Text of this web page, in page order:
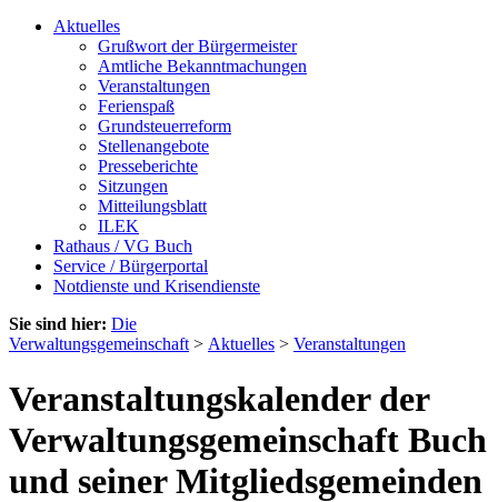
Aktuelles
Grußwort der Bürgermeister
Amtliche Bekanntmachungen
Veranstaltungen
Ferienspaß
Grundsteuerreform
Stellenangebote
Presseberichte
Sitzungen
Mitteilungsblatt
ILEK
Rathaus / VG Buch
Service / Bürgerportal
Notdienste und Krisendienste
Sie sind hier: Die
Verwaltungsgemeinschaft > Aktuelles > Veranstaltungen
Veranstaltungskalender der
Verwaltungsgemeinschaft Buch
und seiner Mitgliedsgemeinden